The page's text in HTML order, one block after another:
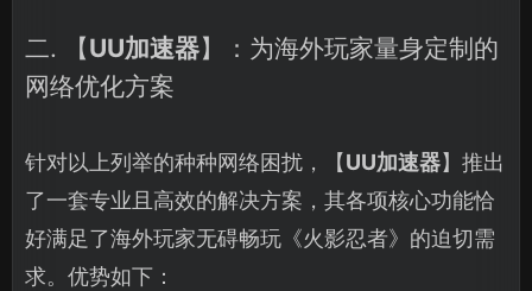
二. 【UU加速器】：为海外玩家量身定制的
网络优化方案
针对以上列举的种种网络困扰，【UU加速器】推出
了一套专业且高效的解决方案，其各项核心功能恰
好满足了海外玩家无碍畅玩《火影忍者》的迫切需
求。优势如下：